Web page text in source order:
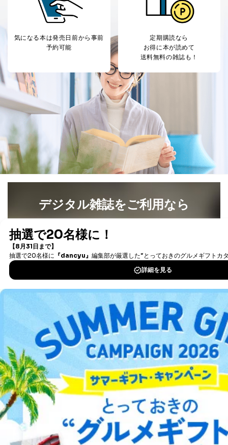
気になる本は発売日前から事前
予約可能
定期購読なら
お得に本が読めて
送料無料の雑誌も！
デジタル雑誌をご利用なら
書籍）が無料で読み放題！
DOWNLOAD FOR IOS
DOWNLOAD FOR ANDROID
ご利用方法はこちら
総合案内
アフィリエイト 採用情報
プレスリリース お問い合わせ